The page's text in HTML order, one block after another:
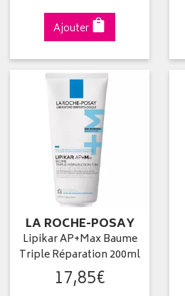
Ajouter
LA ROCHE-POSAY
Lipikar AP+Max Baume
Triple Réparation 200ml
17,85€